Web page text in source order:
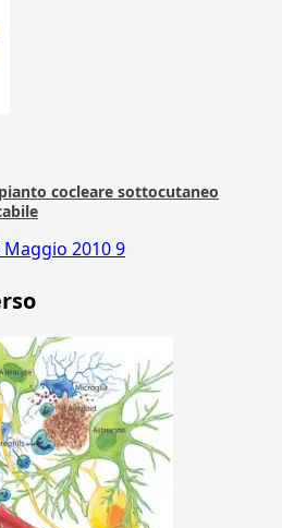
cocleare sottocutaneo
Maggio 20109